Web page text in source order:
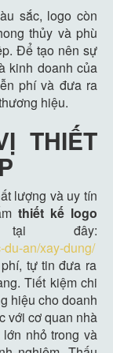
sắc, logo còn
thủy và phù
Để tạo nên sự
kinh doanh của
phí và đưa ra
hiệu.
THIẾT
lượng và uy tín
thiết kế logo
đây:
an/xay-dung/
tự tin đưa ra
Tiết kiệm chi
hiệu cho doanh
với cơ quan nhà
nhỏ trong và